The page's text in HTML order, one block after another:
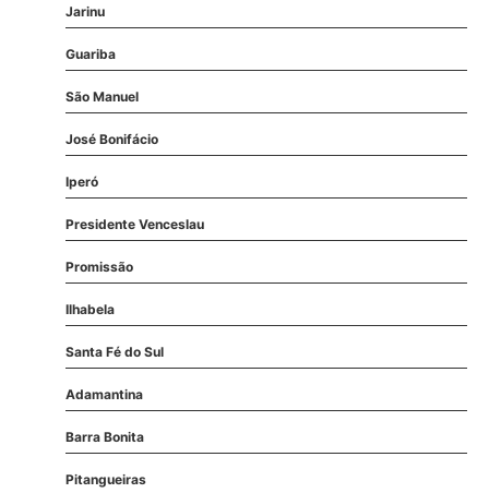
Jarinu
Guariba
São Manuel
José Bonifácio
Iperó
Presidente Venceslau
Promissão
Ilhabela
Santa Fé do Sul
Adamantina
Barra Bonita
Pitangueiras